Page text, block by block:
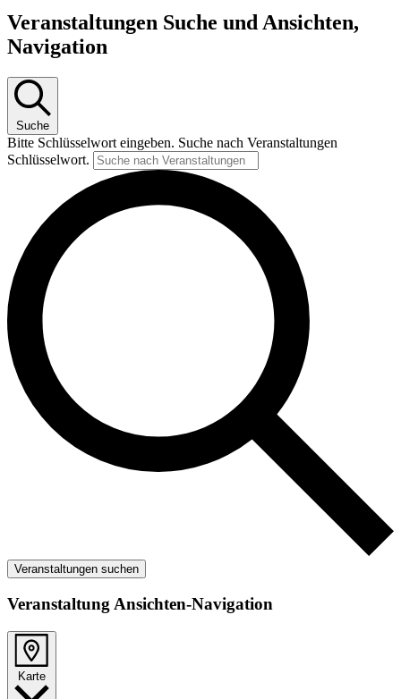
Veranstaltungen Suche und Ansichten,
Navigation
Suche
Bitte Schlüsselwort eingeben. Suche nach Veranstaltungen
Schlüsselwort.
Veranstaltungen suchen
Veranstaltung Ansichten-Navigation
Karte